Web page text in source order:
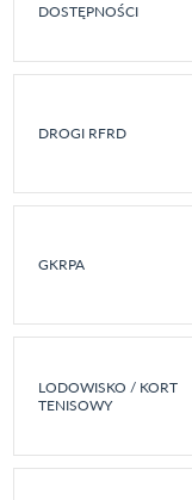
DOSTĘPNOŚCI
DROGI RFRD
GKRPA
LODOWISKO / KORT
TENISOWY